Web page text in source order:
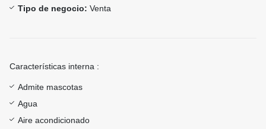
Tipo de negocio: Venta
Características interna :
Admite mascotas
Agua
Aire acondicionado